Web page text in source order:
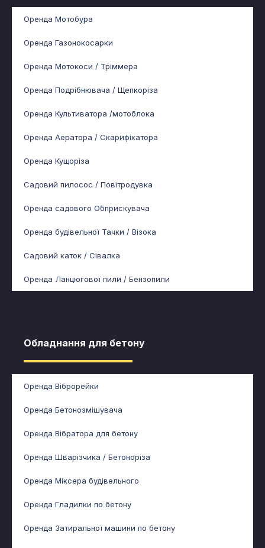
Оренда Мотобура
Оренда Газонокосарки
Оренда Мотокоси / Тріммера
Оренда Подрібнювача / Щепкоріза
Оренда Культиватора /мотоблока
Оренда Аератора / Скарифікатора
Оренда Кущоріза
Садовий пилосос / Повітродувка
Оренда садового Обприскувача
Оренда будівельної Тачки / Візока
Садовий каток / Сівалка
Оренда Ланцюгової пили / Бензопили
Обладнання для бетону​
Оренда Віброрейки
Оренда Бетонозмішувача
Оренда Вібратора для бетону
Оренда Шварізчика / Бетоноріза
Оренда Міксера будівельного
Оренда Гладилки по бетону
Оренда Затиральної машини по бетону